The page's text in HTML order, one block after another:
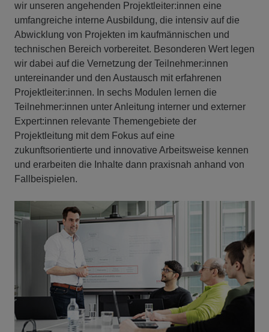
wir unseren angehenden Projektleiter:innen eine
umfangreiche interne Ausbildung, die intensiv auf die
Abwicklung von Projekten im kaufmännischen und
technischen Bereich vorbereitet. Besonderen Wert legen
wir dabei auf die Vernetzung der Teilnehmer:innen
untereinander und den Austausch mit erfahrenen
Projektleiter:innen. In sechs Modulen lernen die
Teilnehmer:innen unter Anleitung interner und externer
Expert:innen relevante Themengebiete der
Projektleitung mit dem Fokus auf eine
zukunftsorientierte und innovative Arbeitsweise kennen
und erarbeiten die Inhalte dann praxisnah anhand von
Fallbeispielen.